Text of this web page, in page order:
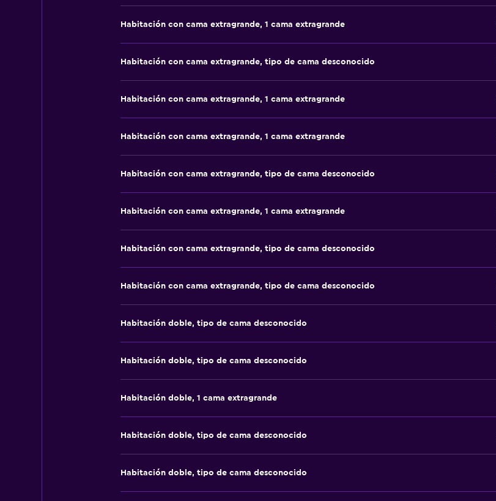
Habitación con cama extragrande, 1 cama extragrande
Habitación con cama extragrande, tipo de cama desconocido
Habitación con cama extragrande, 1 cama extragrande
Habitación con cama extragrande, 1 cama extragrande
Habitación con cama extragrande, tipo de cama desconocido
Habitación con cama extragrande, 1 cama extragrande
Habitación con cama extragrande, tipo de cama desconocido
Habitación con cama extragrande, tipo de cama desconocido
Habitación doble, tipo de cama desconocido
Habitación doble, tipo de cama desconocido
Habitación doble, 1 cama extragrande
Habitación doble, tipo de cama desconocido
Habitación doble, tipo de cama desconocido